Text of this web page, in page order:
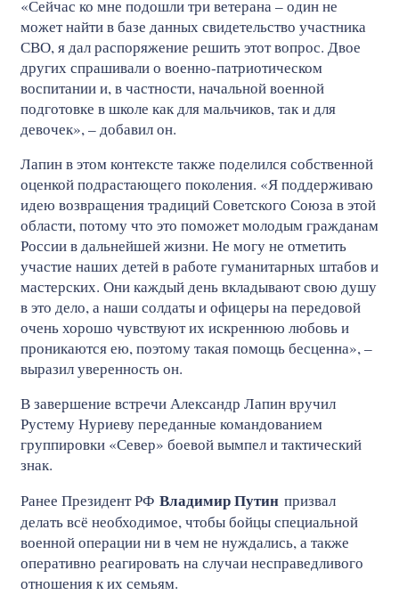
«Сейчас ко мне подошли три ветерана – один не
может найти в базе данных свидетельство участника
СВО, я дал распоряжение решить этот вопрос. Двое
других спрашивали о военно-патриотическом
воспитании и, в частности, начальной военной
подготовке в школе как для мальчиков, так и для
девочек», – добавил он.
Лапин в этом контексте также поделился собственной
оценкой подрастающего поколения. «Я поддерживаю
идею возвращения традиций Советского Союза в этой
области, потому что это поможет молодым гражданам
России в дальнейшей жизни. Не могу не отметить
участие наших детей в работе гуманитарных штабов и
мастерских. Они каждый день вкладывают свою душу
в это дело, а наши солдаты и офицеры на передовой
очень хорошо чувствуют их искреннюю любовь и
проникаются ею, поэтому такая помощь бесценна», –
выразил уверенность он.
В завершение встречи Александр Лапин вручил
Рустему Нуриеву переданные командованием
группировки «Север» боевой вымпел и тактический
знак.
Ранее Президент РФ Владимир Путин призвал
делать всё необходимое, чтобы бойцы специальной
военной операции ни в чем не нуждались, а также
оперативно реагировать на случаи несправедливого
отношения к их семьям.